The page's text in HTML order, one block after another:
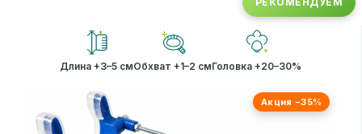
Длина +3–5 смОбхват +1–2 смГоловка +20–30%
Акция −35%